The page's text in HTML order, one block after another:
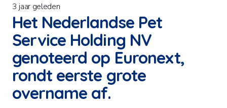
3 jaar geleden
Het Nederlandse Pet
Service Holding NV
genoteerd op Euronext,
rondt eerste grote
overname af.